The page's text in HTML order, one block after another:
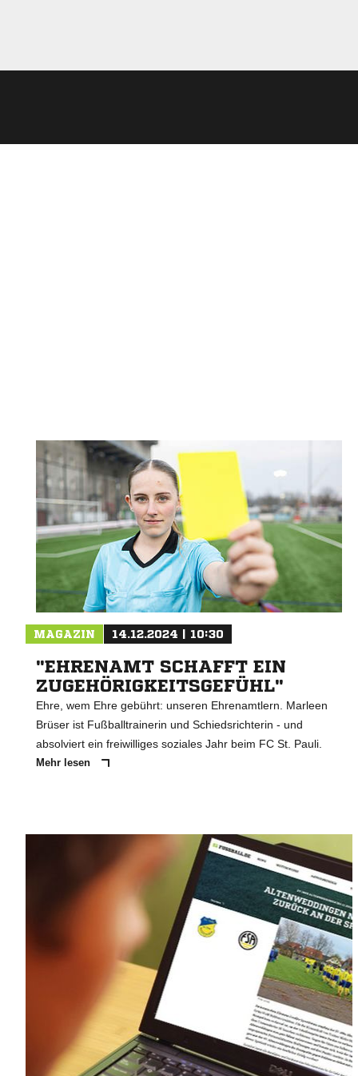
MAGAZIN 14.12.2024 | 10:30
"EHRENAMT SCHAFFT EIN
ZUGEHÖRIGKEITSGEFÜHL"
Ehre, wem Ehre gebührt: unseren Ehrenamtlern. Marleen
Brüser ist Fußballtrainerin und Schiedsrichterin - und
absolviert ein freiwilliges soziales Jahr beim FC St. Pauli.
Mehr lesen